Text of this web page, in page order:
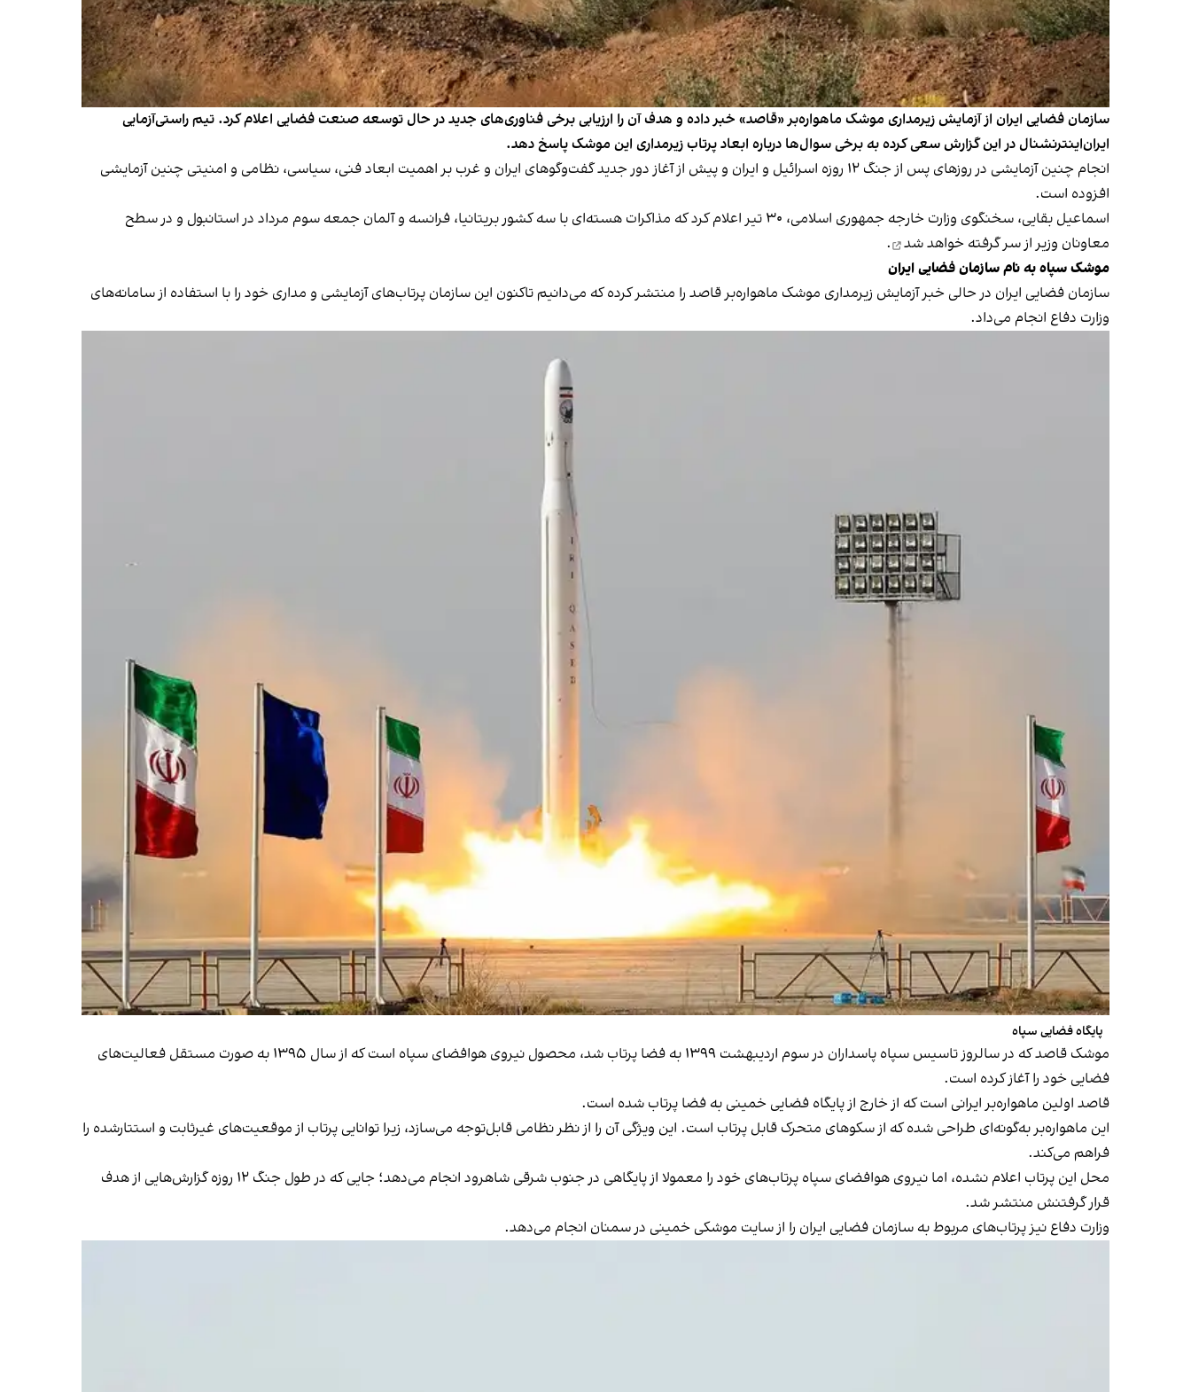
سازمان فضایی ایران از آزمایش زیرمداری موشک ماهواره‌بر «قاصد» خبر داده و هدف آن را ارزیابی برخی فناوری‌های جدید در حال توسعه صنعت فضایی اعلام کرد. تیم راستی‌آزمایی
ایران‌اینترنشنال در این گزارش سعی کرده به برخی سوال‌ها درباره ابعاد پرتاب‌ زیرمداری این موشک پاسخ دهد.
انجام چنین آزمایشی در روزهای پس از جنگ ۱۲ روزه اسرائیل و ایران و پیش از آغاز دور جدید گفت‌و‌گو‌های ایران و غرب بر اهمیت ابعاد فنی، سیاسی، نظامی و امنیتی چنین آزمایشی
افزوده است.
اسماعیل بقایی، سخنگوی وزارت خارجه جمهوری اسلامی، ۳۰ تیر اعلام کرد که مذاکرات هسته‌ای با سه کشور بریتانیا، فرانسه و آلمان جمعه سوم مرداد در استانبول و در سطح
معاونان وزیر از سر گرفته خواهد شد
.
موشک سپاه به نام سازمان فضایی ایران
سازمان فضایی ایران در حالی خبر آزمایش زیرمداری موشک ماهواره‌بر قاصد را منتشر کرده که می‌دانیم تاکنون این سازمان پرتاب‌های آزمایشی و مداری خود را با استفاده از سامانه‌های
وزارت دفاع انجام می‌داد.
پایگاه فضایی سپاه
موشک قاصد که در سالروز تاسیس سپاه پاسداران در سوم اردیبهشت ۱۳۹۹ به فضا پرتاب شد، محصول نیروی هوافضای سپاه است که از سال ۱۳۹۵ به صورت مستقل فعالیت‌های
فضایی خود را آغاز کرده است.
قاصد اولین ماهواره‌بر ایرانی است که از خارج از پایگاه فضایی خمینی به فضا پرتاب شده است.
این ماهواره‌بر به‌گونه‌ای طراحی شده که از سکو‌های متحرک قابل پرتاب است. این ویژگی آن را از نظر نظامی قابل‌توجه می‌سازد، زیرا توانایی پرتاب از موقعیت‌های غیرثابت و استتارشده را
فراهم می‌کند.
محل این پرتاب اعلام نشده، اما نیروی هوافضای سپاه پرتاب‌های خود را معمولا از پایگاهی در جنوب شرقی شاهرود انجام می‌دهد؛ جایی که در طول جنگ ۱۲ روزه گزارش‌هایی از هدف
قرار گرفتنش منتشر شد.
وزارت دفاع نیز پرتاب‌های مربوط به سازمان فضایی ایران را از سایت موشکی خمینی در سمنان انجام می‌دهد.